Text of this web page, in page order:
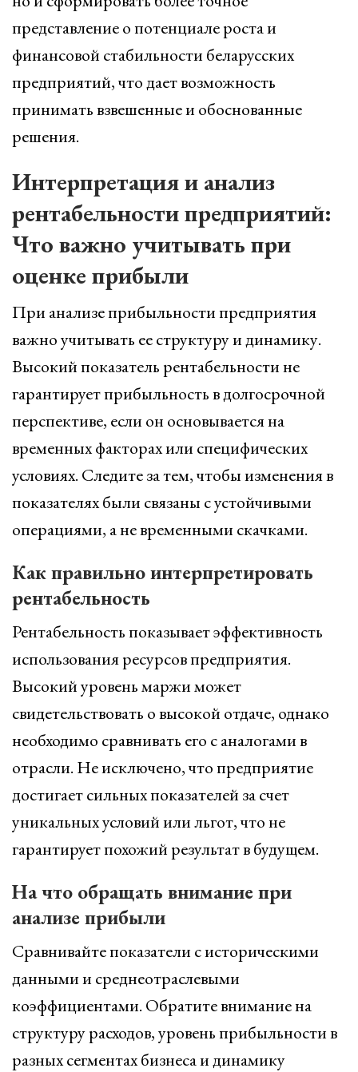
представление о потенциале роста и
финансовой стабильности беларусских
предприятий, что дает возможность
принимать взвешенные и обоснованные
решения.
Интерпретация и анализ
рентабельности предприятий:
Что важно учитывать при
оценке прибыли
При анализе прибыльности предприятия
важно учитывать ее структуру и динамику.
Высокий показатель рентабельности не
гарантирует прибыльность в долгосрочной
перспективе, если он основывается на
временных факторах или специфических
условиях. Следите за тем, чтобы изменения в
показателях были связаны с устойчивыми
операциями, а не временными скачками.
Как правильно интерпретировать
рентабельность
Рентабельность показывает эффективность
использования ресурсов предприятия.
Высокий уровень маржи может
свидетельствовать о высокой отдаче, однако
необходимо сравнивать его с аналогами в
отрасли. Не исключено, что предприятие
достигает сильных показателей за счет
уникальных условий или льгот, что не
гарантирует похожий результат в будущем.
На что обращать внимание при
анализе прибыли
Сравнивайте показатели с историческими
данными и среднеотраслевыми
коэффициентами. Обратите внимание на
структуру расходов, уровень прибыльности в
разных сегментах бизнеса и динамику